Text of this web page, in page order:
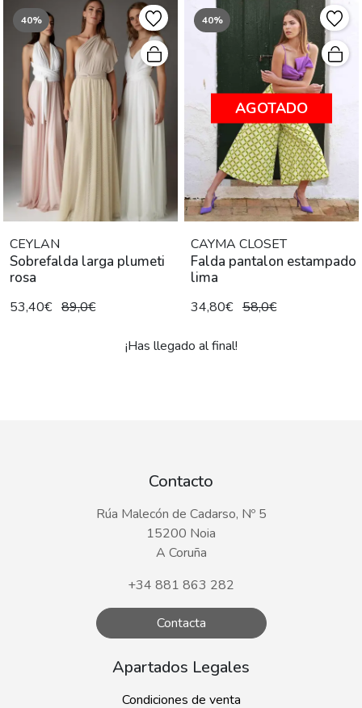
40%
CEYLAN
Sobrefalda larga plumeti
rosa
53,40€ 89,0€
40%
AGOTADO
CAYMA CLOSET
Falda pantalon estampado
lima
34,80€ 58,0€
¡Has llegado al final!
Contacto
Rúa Malecón de Cadarso, Nº 5
15200 Noia
A Coruña
+34 881 863 282
Contacta
Apartados Legales
Condiciones de venta